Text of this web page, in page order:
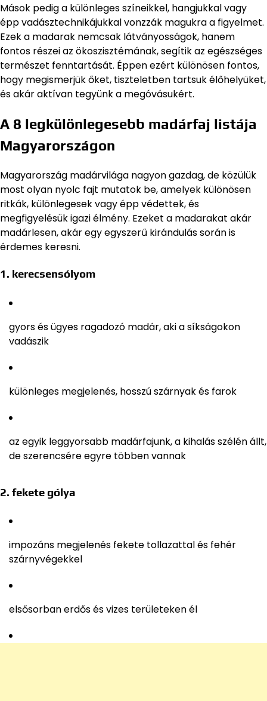
Mások pedig a különleges színeikkel, hangjukkal vagy
épp vadásztechnikájukkal vonzzák magukra a figyelmet.
Ezek a madarak nemcsak látványosságok, hanem
fontos részei az ökoszisztémának, segítik az egészséges
természet fenntartását. Éppen ezért különösen fontos,
hogy megismerjük őket, tiszteletben tartsuk élőhelyüket,
és akár aktívan tegyünk a megóvásukért.
A 8 legkülönlegesebb madárfaj listája
Magyarországon
Magyarország madárvilága nagyon gazdag, de közülük
most olyan nyolc fajt mutatok be, amelyek különösen
ritkák, különlegesek vagy épp védettek, és
megfigyelésük igazi élmény. Ezeket a madarakat akár
madárlesen, akár egy egyszerű kirándulás során is
érdemes keresni.
1. kerecsensólyom
gyors és ügyes ragadozó madár, aki a síkságokon
vadászik
különleges megjelenés, hosszú szárnyak és farok
az egyik leggyorsabb madárfajunk, a kihalás szélén állt,
de szerencsére egyre többen vannak
2. fekete gólya
impozáns megjelenés fekete tollazattal és fehér
szárnyvégekkel
elsősorban erdős és vizes területeken él